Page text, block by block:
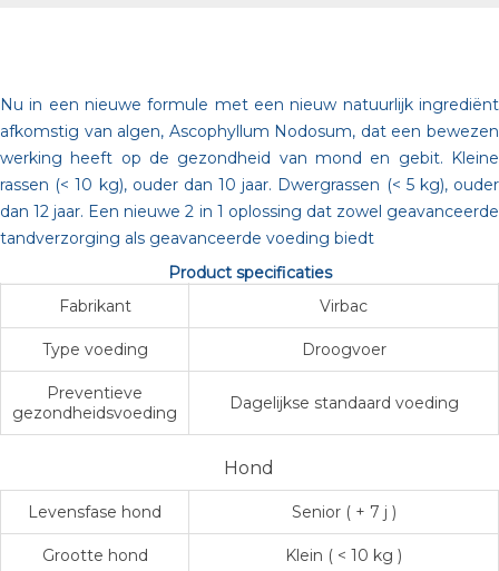
Nu in een nieuwe formule met een nieuw natuurlijk ingrediënt
afkomstig van algen, Ascophyllum Nodosum, dat een bewezen
werking heeft op de gezondheid van mond en gebit. Kleine
rassen (< 10 kg), ouder dan 10 jaar. Dwergrassen (< 5 kg), ouder
dan 12 jaar. Een nieuwe 2 in 1 oplossing dat zowel geavanceerde
tandverzorging als geavanceerde voeding biedt
Product specificaties
Fabrikant Virbac
Type voeding Droogvoer
Preventieve
gezondheidsvoeding
Dagelijkse standaard voeding
Hond
Levensfase hond Senior ( + 7 j )
Grootte hond Klein ( < 10 kg )